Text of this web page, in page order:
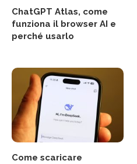
ChatGPT Atlas, come
funziona il browser AI e
perché usarlo
Come scaricare